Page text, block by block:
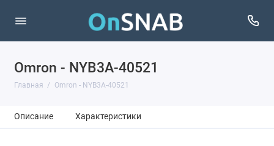
Omron - NYB3A-40521
Главная Omron - NYB3A-40521
Описание Характеристики